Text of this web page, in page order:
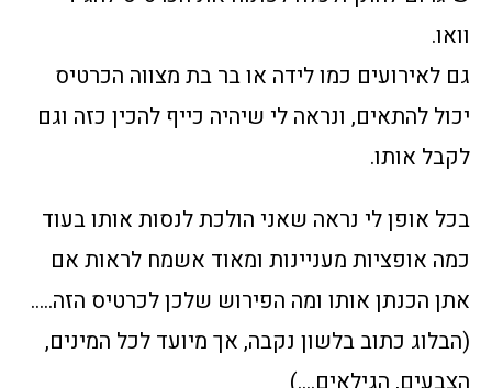
וואו.
גם לאירועים כמו לידה או בר בת מצווה הכרטיס
יכול להתאים, ונראה לי שיהיה כייף להכין כזה וגם
לקבל אותו.
בכל אופן לי נראה שאני הולכת לנסות אותו בעוד
כמה אופציות מעניינות ומאוד אשמח לראות אם
אתן הכנתן אותו ומה הפירוש שלכן לכרטיס הזה…..
(הבלוג כתוב בלשון נקבה, אך מיועד לכל המינים,